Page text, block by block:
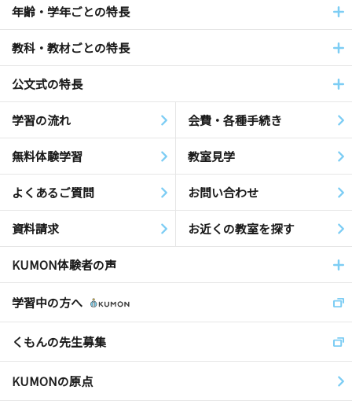
年齢・学年ごとの特長
教科・教材ごとの特長
公文式の特長
学習の流れ 会費・各種手続き
無料体験学習 教室見学
よくあるご質問 お問い合わせ
資料請求 お近くの教室を探す
KUMON体験者の声
学習中の方へ
くもんの先生募集
KUMONの原点